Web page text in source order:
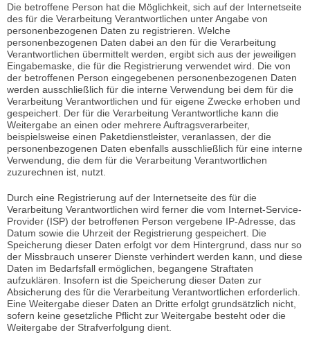
Die betroffene Person hat die Möglichkeit, sich auf der Internetseite
des für die Verarbeitung Verantwortlichen unter Angabe von
personenbezogenen Daten zu registrieren. Welche
personenbezogenen Daten dabei an den für die Verarbeitung
Verantwortlichen übermittelt werden, ergibt sich aus der jeweiligen
Eingabemaske, die für die Registrierung verwendet wird. Die von
der betroffenen Person eingegebenen personenbezogenen Daten
werden ausschließlich für die interne Verwendung bei dem für die
Verarbeitung Verantwortlichen und für eigene Zwecke erhoben und
gespeichert. Der für die Verarbeitung Verantwortliche kann die
Weitergabe an einen oder mehrere Auftragsverarbeiter,
beispielsweise einen Paketdienstleister, veranlassen, der die
personenbezogenen Daten ebenfalls ausschließlich für eine interne
Verwendung, die dem für die Verarbeitung Verantwortlichen
zuzurechnen ist, nutzt.
Durch eine Registrierung auf der Internetseite des für die
Verarbeitung Verantwortlichen wird ferner die vom Internet-Service-
Provider (ISP) der betroffenen Person vergebene IP-Adresse, das
Datum sowie die Uhrzeit der Registrierung gespeichert. Die
Speicherung dieser Daten erfolgt vor dem Hintergrund, dass nur so
der Missbrauch unserer Dienste verhindert werden kann, und diese
Daten im Bedarfsfall ermöglichen, begangene Straftaten
aufzuklären. Insofern ist die Speicherung dieser Daten zur
Absicherung des für die Verarbeitung Verantwortlichen erforderlich.
Eine Weitergabe dieser Daten an Dritte erfolgt grundsätzlich nicht,
sofern keine gesetzliche Pflicht zur Weitergabe besteht oder die
Weitergabe der Strafverfolgung dient.